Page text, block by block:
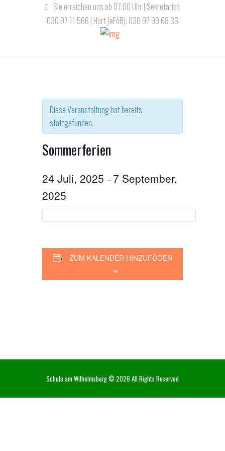
Sie erreichen uns ab 07:00 Uhr | Sekretariat:
030 97 11 566 | Hort (eFöB): 030 97 99 68 36
Diese Veranstaltung hat bereits
stattgefunden.
Sommerferien
24 Juli, 2025 – 7 September,
2025
ZUM KALENDER HINZUFÜGEN
Schule am Wilhelmsberg © 2026 All Rights Reserved